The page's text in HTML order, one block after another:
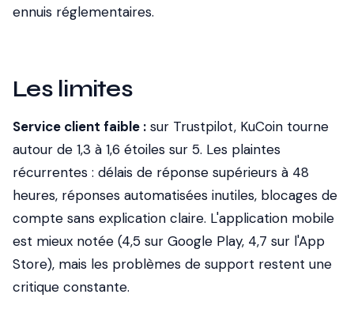
ennuis réglementaires.
Les limites
Service client faible : sur Trustpilot, KuCoin tourne
autour de 1,3 à 1,6 étoiles sur 5. Les plaintes
récurrentes : délais de réponse supérieurs à 48
heures, réponses automatisées inutiles, blocages de
compte sans explication claire. L'application mobile
est mieux notée (4,5 sur Google Play, 4,7 sur l'App
Store), mais les problèmes de support restent une
critique constante.